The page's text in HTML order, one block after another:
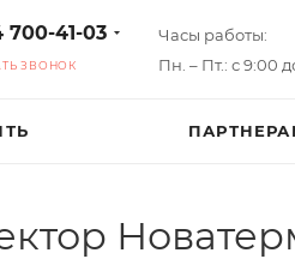
700-41-03
ЗВОНОК
Часы работы:
Пн. – Пт.: с 9:00